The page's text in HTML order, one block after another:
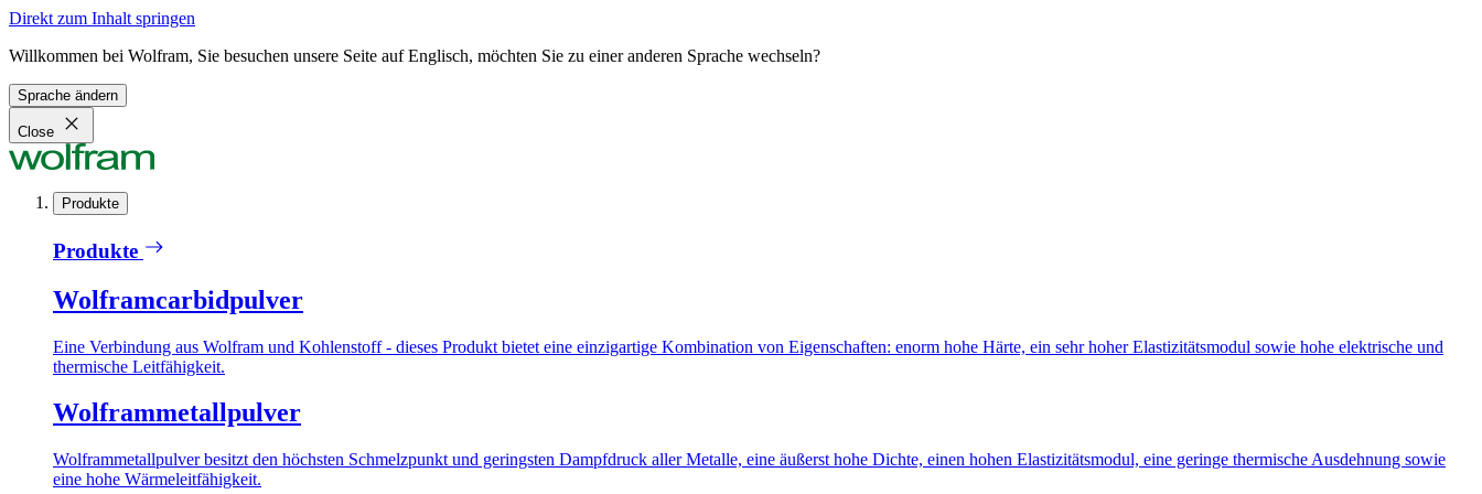
Direkt zum Inhalt springen
Willkommen bei Wolfram, Sie besuchen unsere Seite auf Englisch, möchten Sie zu einer anderen Sprache wechseln?
Sprache ändern
Close
Produkte
Produkte
Wolframcarbidpulver
Eine Verbindung aus Wolfram und Kohlenstoff - dieses Produkt bietet eine einzigartige Kombination von Eigenschaften: enorm hohe Härte, ein sehr hoher Elastizitätsmodul sowie hohe elektrische und
thermische Leitfähigkeit.
Wolframmetallpulver
Wolframmetallpulver besitzt den höchsten Schmelzpunkt und geringsten Dampfdruck aller Metalle, eine äußerst hohe Dichte, einen hohen Elastizitätsmodul, eine geringe thermische Ausdehnung sowie
eine hohe Wärmeleitfähigkeit.